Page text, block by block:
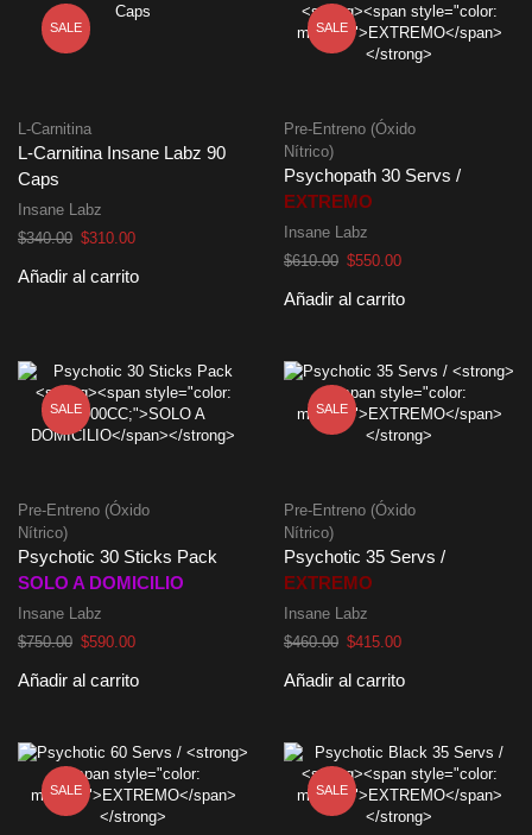
SALE
L-Carnitina
L-Carnitina Insane Labz 90
Caps
Insane Labz
$340.00 El
original
$310.00El
actual
Añadir al carrito
SALE
Pre-Entreno (Óxido
Nítrico)
Psychopath 30 Servs /
EXTREMO
Insane Labz
$610.00 El
original
$550.00El
actual
Añadir al carrito
SALE
Pre-Entreno (Óxido
Nítrico)
Psychotic 30 Sticks Pack
SOLO A DOMICILIO
Insane Labz
$750.00 El
original
$590.00El
actual
Añadir al carrito
SALE
Pre-Entreno (Óxido
Nítrico)
Psychotic 35 Servs /
EXTREMO
Insane Labz
$460.00 El
original
$415.00El
actual
Añadir al carrito
SALE SALE